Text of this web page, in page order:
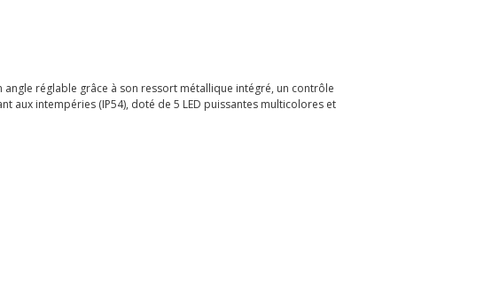
réglable grâce à son ressort métallique intégré, un contrôle
aux intempéries (IP54), doté de 5 LED puissantes multicolores et